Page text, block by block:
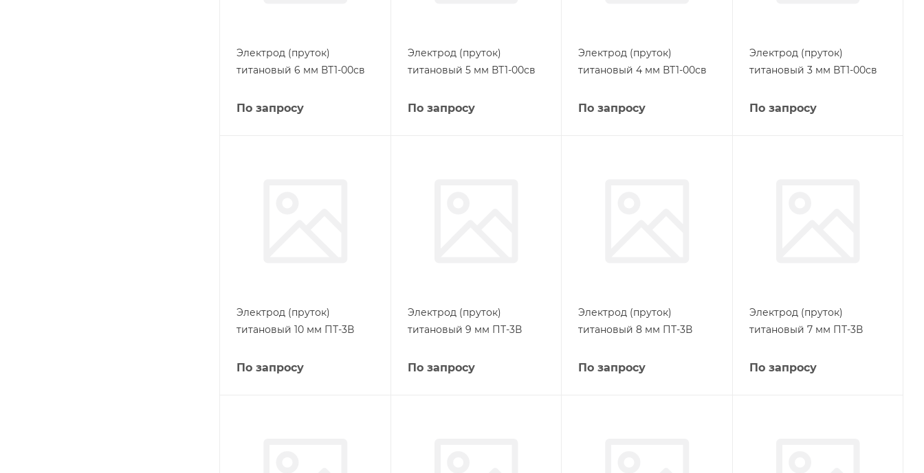
Электрод (пруток)
титановый 6 мм ВТ1-00св
По запросу
Электрод (пруток)
титановый 5 мм ВТ1-00св
По запросу
Электрод (пруток)
титановый 4 мм ВТ1-00св
По запросу
Электрод (пруток)
титановый 3 мм ВТ1-00св
По запросу
Электрод (пруток)
титановый 10 мм ПТ-3В
По запросу
Электрод (пруток)
титановый 9 мм ПТ-3В
По запросу
Электрод (пруток)
титановый 8 мм ПТ-3В
По запросу
Электрод (пруток)
титановый 7 мм ПТ-3В
По запросу